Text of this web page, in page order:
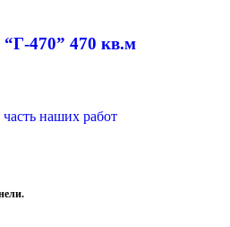
470” 470 кв.м
наших работ